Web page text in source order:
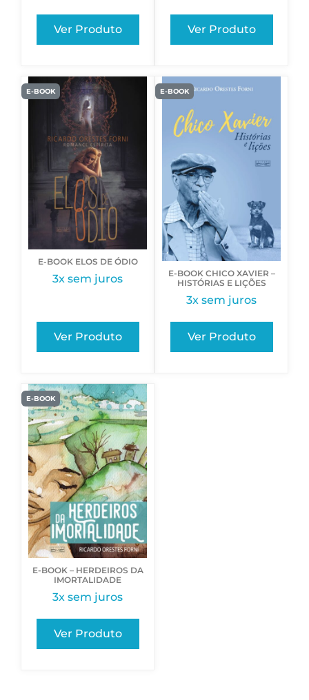
Ver Produto Ver Produto
E-BOOK
E-BOOK ELOS DE ÓDIO
3x sem juros
Ver Produto
E-BOOK
E-BOOK CHICO XAVIER –
HISTÓRIAS E LIÇÕES
3x sem juros
Ver Produto
E-BOOK
E-BOOK – HERDEIROS DA
IMORTALIDADE
3x sem juros
Ver Produto